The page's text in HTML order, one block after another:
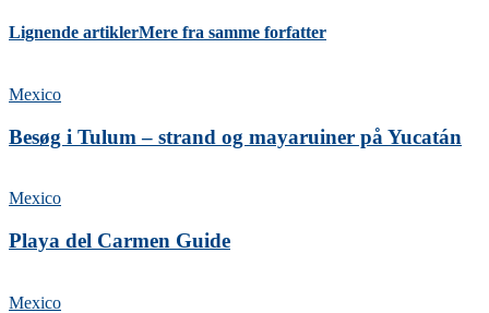
Lignende artiklerMere fra samme forfatter
Mexico
Besøg i Tulum – strand og mayaruiner på Yucatán
Mexico
Playa del Carmen Guide
Mexico